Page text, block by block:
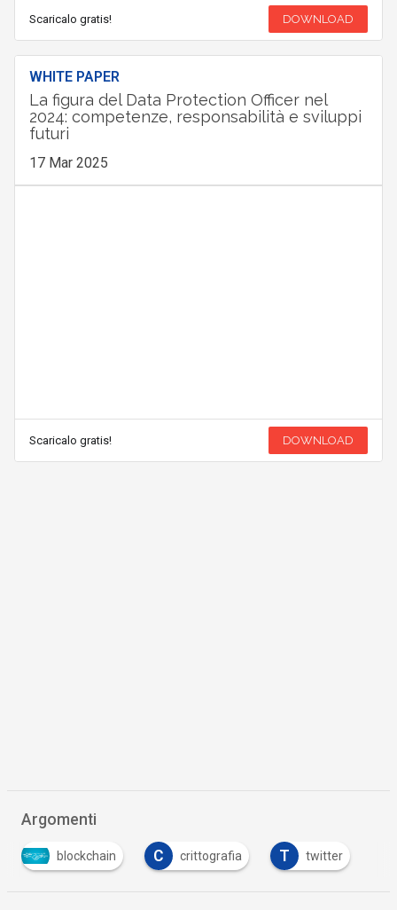
Scaricalo gratis! DOWNLOAD
WHITE PAPER
La figura del Data Protection Officer nel
2024: competenze, responsabilità e sviluppi
futuri
17 Mar 2025
Scaricalo gratis! DOWNLOAD
Argomenti
blockchain C crittografia T twitter